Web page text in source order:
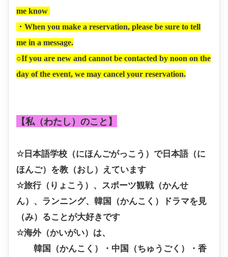
me know
・When you make a reservation, please be sure to tell
me in a message.
○If you are new and cannot be contacted by noon on the
day of the event, we may cancel your reservation.
【私（わたし）のこと】
☆日本語学校（にほんごがっこう）で日本語（に
ほんご）を教（おし）えています
☆旅行（りょこう）、スポーツ観戦（かんせ
ん）、ランニング、韓国（かんこく）ドラマを見
（み）ることが大好きです
☆海外（かいがい）は、
韓国（かんこく）・中国（ちゅうごく）・香